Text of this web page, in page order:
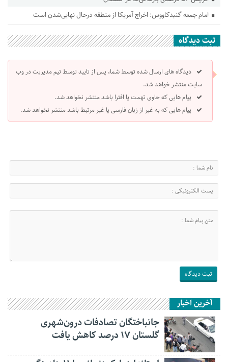
امام جمعه گنبدکاووس: اخراج آمریکا از منطقه درحال نهایی‌شدن است
ثبت دیدگاه
دیدگاه های ارسال شده توسط شما، پس از تایید توسط تیم مدیریت در وب
سایت منتشر خواهد شد.
پیام هایی که حاوی تهمت یا افترا باشد منتشر نخواهد شد.
پیام هایی که به غیر از زبان فارسی یا غیر مرتبط باشد منتشر نخواهد شد.
آخرین اخبار
جانباختگان تصادفات درون‌شهری
گلستان ۱۷ درصد کاهش یافت